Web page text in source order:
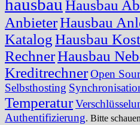
hausbau Hausbau
AnbieterHausbau
KatalogHausbau
RechnerHausbau
KreditrechnerOpen
Selbsthosting
Temperatur
Authentifizierung. Bitte